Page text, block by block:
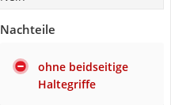
Nachteile
ohne beidseitige
Haltegriffe